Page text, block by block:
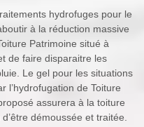
hydrofuges pour le
à la réduction massive
Patrimoine situé à
de faire disparaitre les
Le gel pour les situations
l’hydrofugation de Toiture
assurera à la toiture
démoussée et traitée.